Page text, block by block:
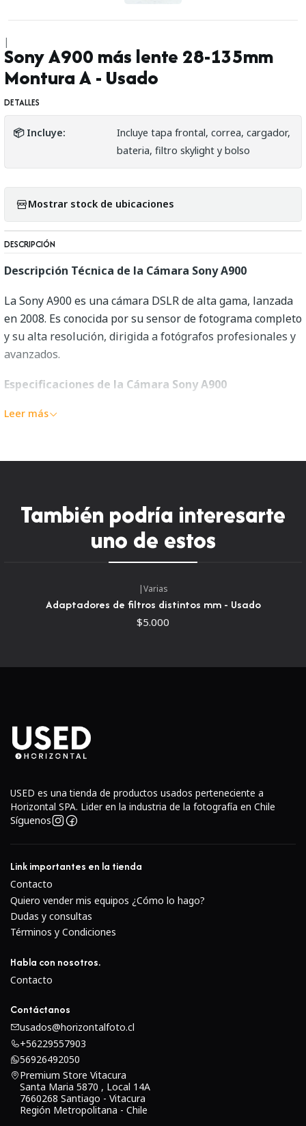
|
Sony A900 más lente 28-135mm
Montura A - Usado
DETALLES
📦 Incluye:
Incluye tapa frontal, correa, cargador,
bateria, filtro skylight y bolso
Mostrar stock de ubicaciones
DESCRIPCIÓN
Descripción Técnica de la Cámara Sony A900
La Sony A900 es una cámara DSLR de alta gama, lanzada
en 2008. Es conocida por su sensor de fotograma completo
y su alta resolución, dirigida a fotógrafos profesionales y
avanzados.
Especificaciones de la Cámara Sony A900
1.Tipo de cámara
• Sensor CMOS Exmor de fotograma completo (Full Frame)
• Resolución de 24.6 megapíxeles
Montura de Lente:
• Montura A de Sony (Sony A-mount)
Velocidades del Obturador
• Rango de 30 segundos a 1/8000 de segundo
6.ISO
• Rango de sensibilidad ISO 200-3200 (expandible a 100-
6400)
7.Visor:
• Visor óptico con cobertura del 100% y magnificación de
0.74x
• Pantalla LCD de 3 pulgadas con 921,600 puntos
9.Disparo en ráfaga
• Hasta 5 fps (fotogramas por segundo)
10.Estabilización de Imagen
• Estabilización de imagen incorporada en el cuerpo
Leer más
También podría interesarte
uno de estos
|Varias
Adaptadores de filtros distintos mm - Usado
$5.000
USED es una tienda de productos usados perteneciente a
Horizontal SPA. Lider en la industria de la fotografía en Chile
Síguenos
Link importantes en la tienda
Contacto
Quiero vender mis equipos ¿Cómo lo hago?
Dudas y consultas
Términos y Condiciones
Habla con nosotros.
Contacto
Contáctanos
usados@horizontalfoto.cl
+56229557903
56926492050
Premium Store Vitacura
Santa Maria 5870 , Local 14A
7660268 Santiago - Vitacura
Región Metropolitana - Chile